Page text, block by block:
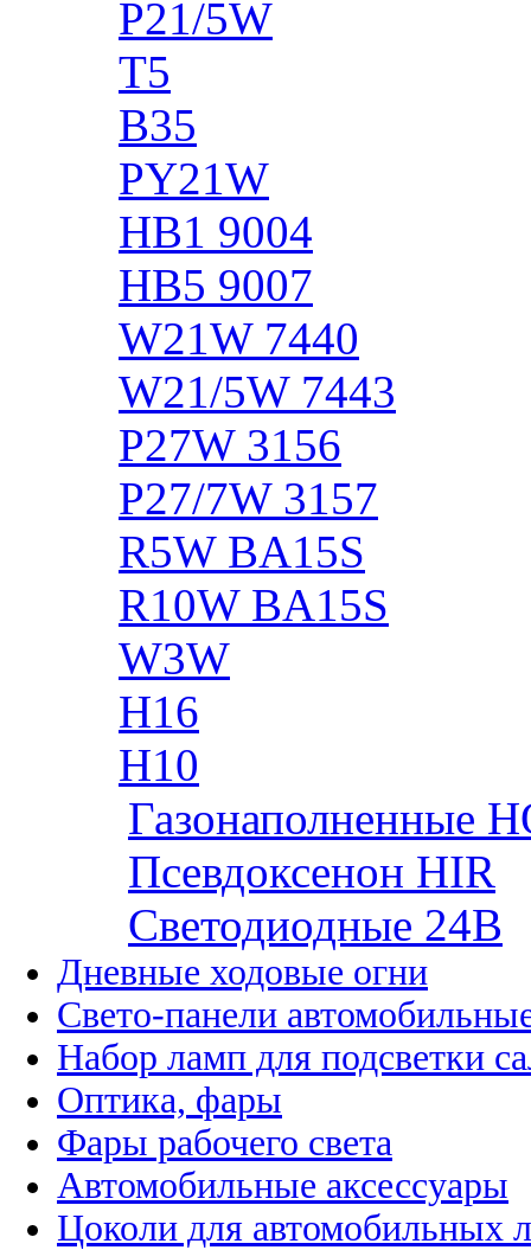
P21/5W
T5
B35
PY21W
HB1 9004
HB5 9007
W21W 7440
W21/5W 7443
P27W 3156
P27/7W 3157
R5W BA15S
R10W BA15S
W3W
H16
H10
Газонаполненные
Псевдоксенон HIR
Cветодиодные 24B
Дневные ходовые огни
Свето-панели
Набор ламп для подсветки
Оптика, фары
Фары рабочего света
Автомобильные аксессуары
Цоколи для автомобильных